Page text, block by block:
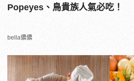
Popeyes、鳥貴族人氣必吃！
bella儂儂